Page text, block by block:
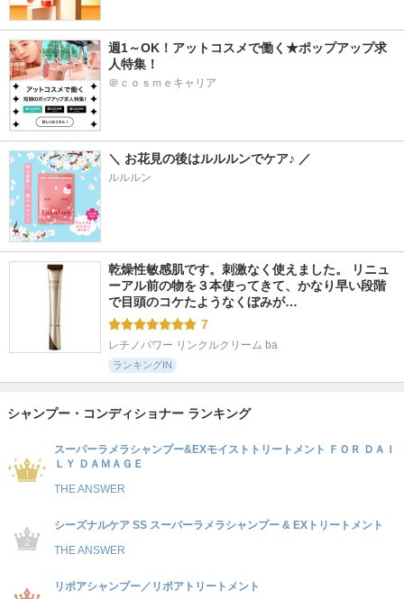
週1～OK！アットコスメで働く★ポップアップ求
人特集！
＠ｃｏｓｍｅキャリア
＼ お花見の後はルルルンでケア♪ ／
ルルルン
乾燥性敏感肌です。刺激なく使えました。 リニュ
ーアル前の物を３本使ってきて、かなり早い段階
で目頭のコケたようなくぼみが…
7
レチノパワー リンクルクリーム ba
ランキングIN
シャンプー・コンディショナー ランキング
スーパーラメラシャンプー&EXモイストトリートメント ＦＯＲ ＤＡＩ
ＬＹ ＤＡＭＡＧＥ
THE ANSWER
シーズナルケア SS スーパーラメラシャンプー & EXトリートメント
THE ANSWER
リポアシャンプー／リポアトリートメント